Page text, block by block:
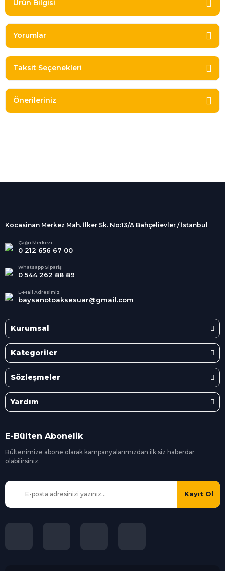
Ürün Bilgisi
Yorumlar
Taksit Seçenekleri
Önerileriniz
Alışveriş
kargolanmaktadır.
Tüm Kredi Kartlarına taksit
seçenekleri
Kocasinan Merkez Mah. İlker Sk. No:13/A Bahçelievler / İstanbul
Çağrı Merkezi
0 212 656 67 00
Whatsapp Sipariş
0 544 262 88 89
E-Mail Adresimiz
baysanotoaksesuar@gmail.com
Kurumsal
Kategoriler
Sözleşmeler
Yardım
E-Bülten Abonelik
Bültenimize abone olarak kampanyalarımızdan ilk siz haberdar
olabilirsiniz.
Kayıt Ol